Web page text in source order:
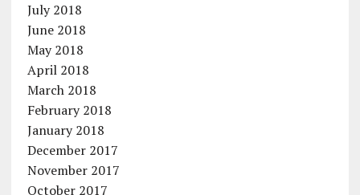
July 2018
June 2018
May 2018
April 2018
March 2018
February 2018
January 2018
December 2017
November 2017
October 2017